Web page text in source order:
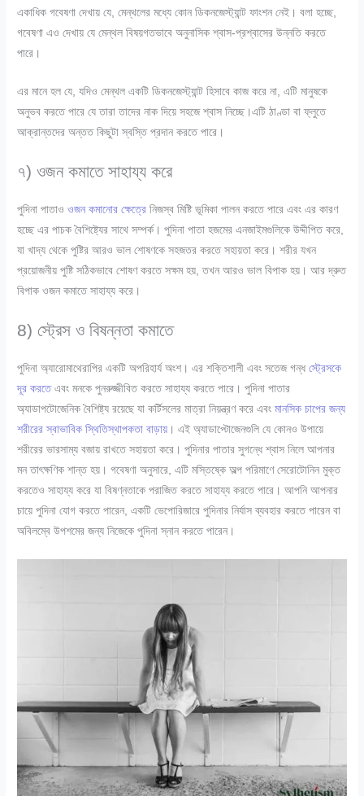
একাধিক গবেষণা দেখায় যে, মেন্থলের মধ্যে কোন ডিকনজেস্ট্যান্ট ফাংশন নেই। বলা হচ্ছে,
গবেষণা এও দেখায় যে মেন্থল বিষয়গতভাবে অনুনাসিক শ্বাস-প্রশ্বাসের উন্নতি করতে
পারে।
এর মানে হল যে, যদিও মেন্থল একটি ডিকনজেস্ট্যান্ট হিসাবে কাজ করে না, এটি মানুষকে
অনুভব করতে পারে যে তারা তাদের নাক দিয়ে সহজে শ্বাস নিচ্ছে।এটি ঠাণ্ডা বা ফ্লুতে
আক্রান্তদের অন্তত কিছুটা স্বস্তি প্রদান করতে পারে।
৭) ওজন কমাতে সাহায্য করে
পুদিনা পাতাওওজন কমানোর ক্ষেত্রে নিজস্ব মিষ্টি ভূমিকা পালন করতে পারে এবং এর কারণ
হচ্ছে এর পাচক বৈশিষ্ট্যের সাথে সম্পর্ক। পুদিনা পাতা হজমের এনজাইমগুলিকে উদ্দীপিত করে,
যা খাদ্য থেকে পুষ্টির আরও ভাল শোষণকে সহজতর করতে সহায়তা করে। শরীর যখন
প্রয়োজনীয় পুষ্টি সঠিকভাবে শোষণ করতে সক্ষম হয়, তখন আরও ভাল বিপাক হয়। আর দ্রুত
বিপাক ওজন কমাতে সাহায্য করে।
8) স্ট্রেস ও বিষন্নতা কমাতে
পুদিনা অ্যারোমাথেরাপির একটি অপরিহার্য অংশ। এর শক্তিশালী এবং সতেজ গন্ধস্ট্রেসকে
দূর করতেএবং মনকে পুনরুজ্জীবিত করতে সাহায্য করতে পারে। পুদিনা পাতার
অ্যাডাপটোজেনিক বৈশিষ্ট্য রয়েছে যা কর্টিসলের মাত্রা নিয়ন্ত্রণ করে এবংমানসিক চাপের জন্য
শরীরের স্বাভাবিক স্থিতিস্থাপকতা বাড়ায় । এই অ্যাডাপ্টোজেনগুলি যে কোনও উপায়ে
শরীরের ভারসাম্য বজায় রাখতে সহায়তা করে। পুদিনার পাতার সুগন্ধে শ্বাস নিলে আপনার
মন তাৎক্ষণিক শান্ত হয়। গবেষণা অনুসারে, এটি মস্তিষ্কে অল্প পরিমাণে সেরোটোনিন মুক্ত
করতেও সাহায্য করে যা বিষণ্নতাকে পরাজিত করতে সাহায্য করতে পারে। আপনি আপনার
চায়ে পুদিনা যোগ করতে পারেন, একটি ভেপোরিজারে পুদিনার নির্যাস ব্যবহার করতে পারেন বা
অবিলম্বে উপশমের জন্য নিজেকে পুদিনা স্নান করতে পারেন।